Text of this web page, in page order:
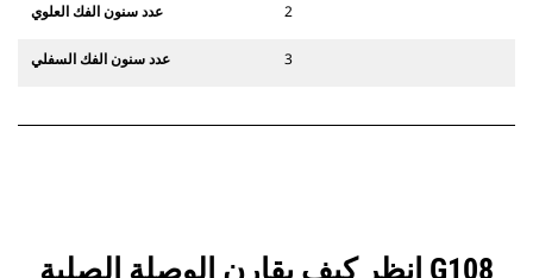
عدد سنون الفك العلوي 2
عدد سنون الفك السفلي 3
انظر كيف يقارن الوصلة الصلبة G108